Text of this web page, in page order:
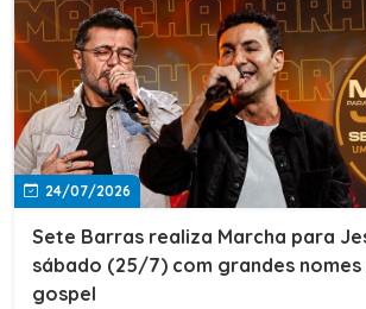
24/07/2026
Sete Barras realiza Marcha para
sábado (25/7) com grandes nomes
gospel